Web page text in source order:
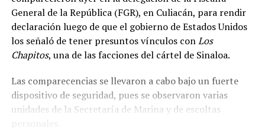
General de la República (FGR), en Culiacán, para rendir
declaración luego de que el gobierno de Estados Unidos
los señaló de tener presuntos vínculos conLos
Chapitos, una de las facciones del cártel de Sinaloa.
Las comparecencias se llevaron a cabo bajo un fuerte
dispositivo de seguridad, pues se observaron varias
unidades de la Secretaría de Marina y de escoltas